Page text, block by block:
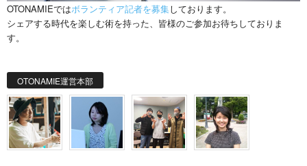
OTONAMIEではボランティア記者を募集しております。
シェアする時代を楽しむ術を持った、皆様のご参加お待ちしておりま
す。
OTONAMIE運営本部